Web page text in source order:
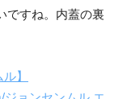
ですね。内蓋の裏